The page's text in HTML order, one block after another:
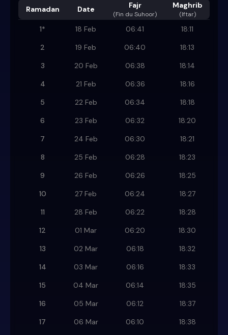
Ramadan Date Fajr
(Fin du Suhoor)
Maghrib
(Iftar)
1* 18 Feb 06:41
18:11
2
19 Feb 06:40
18:13
3
20 Feb 06:38
18:14
4
21 Feb 06:36
18:16
5
22 Feb 06:34
18:18
6
23 Feb 06:32
18:20
7
24 Feb 06:30
18:21
8
25 Feb 06:28
18:23
9
26 Feb 06:26
18:25
10
27 Feb 06:24
18:27
11
28 Feb 06:22
18:28
12
01 Mar 06:20
18:30
13
02 Mar 06:18
18:32
14
03 Mar 06:16
18:33
15
04 Mar 06:14
18:35
16
05 Mar 06:12
18:37
17
06 Mar 06:10
18:38